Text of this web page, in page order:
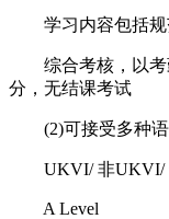
学习内容包括规
综合考核，以考
分，无结课考试
(2)可接受多种语
UKVI/ 非UKVI/
A Level